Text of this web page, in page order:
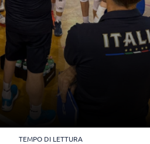
TEMPO DI LETTURA